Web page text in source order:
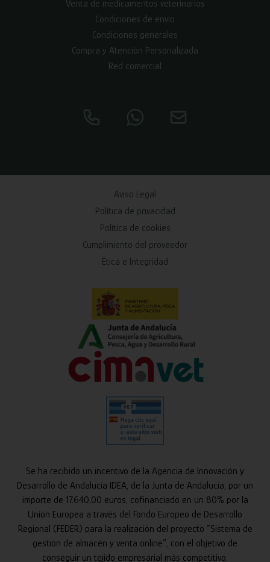
Venta de medicamentos veterinarios
Condiciones de envío
Condiciones generales
Compra y Atención Personalizada
Red comercial
Aviso Legal
Política de privacidad
Política de cookies
Cumplimiento del proveedor
Ética e Integridad
Se ha recibido un incentivo de la Agencia de Innovación y
Desarrollo de Andalucía IDEA, de la Junta de Andalucía, por un
importe de 17.640,00 euros, cofinanciado en un 80% por la
Unión Europea a través del Fondo Europeo de Desarrollo
Regional (FEDER) para la realización del proyecto “Sistema de
gestión de almacén y venta online”, con el objetivo de
conseguir un tejido empresarial más competitivo.